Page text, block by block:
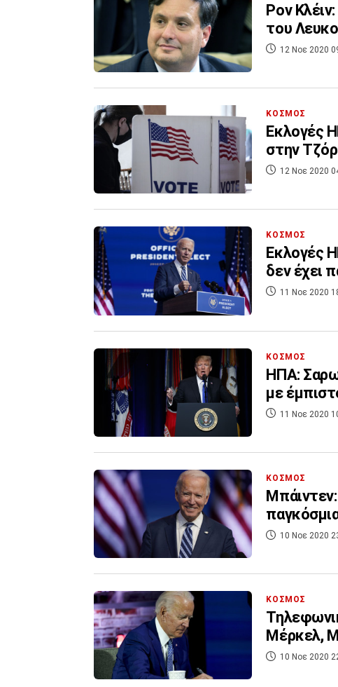
Ρον
του
12 Νοε 2020
ΚΟΣΜΟΣ
Εκλογές
στην
12 Νοε 2020
ΚΟΣΜΟΣ
Εκλογές
δεν έχει
11 Νοε 2020
ΚΟΣΜΟΣ
ΗΠΑ:
με
11 Νοε 2020
ΚΟΣΜΟΣ
10 Νοε 2020
ΚΟΣΜΟΣ
Μέρκελ,
10 Νοε 2020